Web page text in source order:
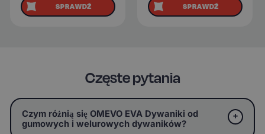
SPRAWDŹ SPRAWDŹ
Częste pytania
Czym różnią się OMEVO EVA Dywaniki od
gumowych i welurowych dywaników?